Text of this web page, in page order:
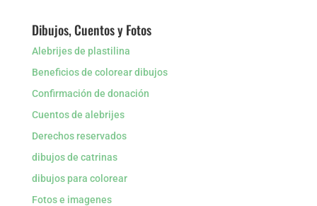
Dibujos, Cuentos y Fotos
Alebrijes de plastilina
Beneficios de colorear dibujos
Confirmación de donación
Cuentos de alebrijes
Derechos reservados
dibujos de catrinas
dibujos para colorear
Fotos e imagenes